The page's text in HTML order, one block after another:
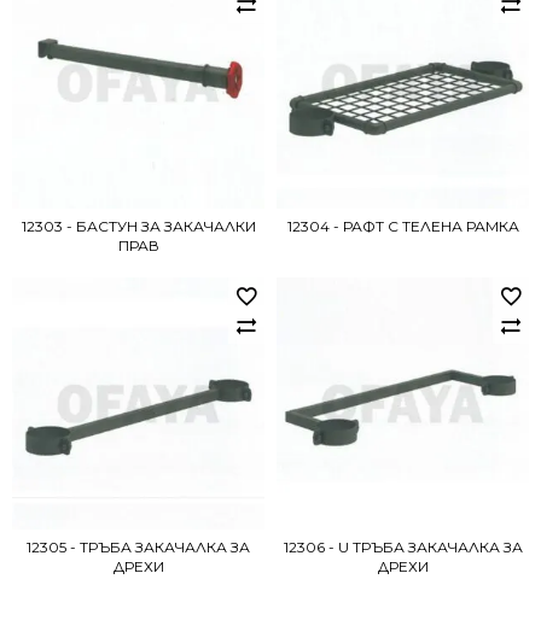
12303 - БАСТУН ЗА ЗАКАЧАЛКИ
ПРАВ
12304 - РАФТ С ТЕЛЕНА РАМКА
12305 - ТРЪБА ЗАКАЧАЛКА ЗА
ДРЕХИ
12306 - U ТРЪБА ЗАКАЧАЛКА ЗА
ДРЕХИ